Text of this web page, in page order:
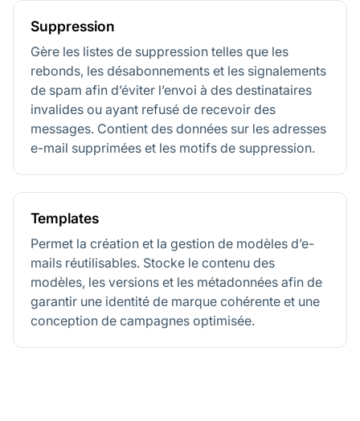
Suppression
Gère les listes de suppression telles que les
rebonds, les désabonnements et les signalements
de spam afin d’éviter l’envoi à des destinataires
invalides ou ayant refusé de recevoir des
messages. Contient des données sur les adresses
e-mail supprimées et les motifs de suppression.
Templates
Permet la création et la gestion de modèles d’e-
mails réutilisables. Stocke le contenu des
modèles, les versions et les métadonnées afin de
garantir une identité de marque cohérente et une
conception de campagnes optimisée.